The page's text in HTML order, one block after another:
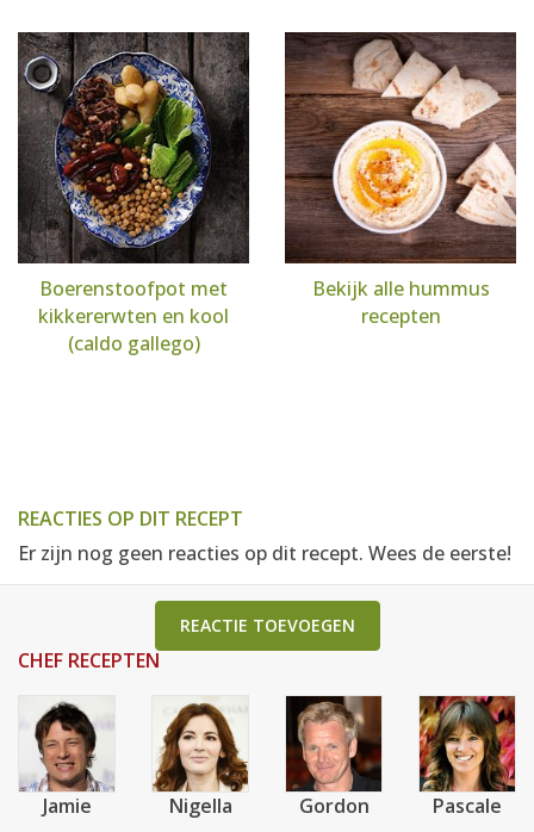
Boerenstoofpot met
kikkererwten en kool
(caldo gallego)
Bekijk alle hummus
recepten
REACTIES OP DIT RECEPT
Er zijn nog geen reacties op dit recept. Wees de eerste!
REACTIE TOEVOEGEN
CHEF RECEPTEN
Jamie Nigella Gordon Pascale